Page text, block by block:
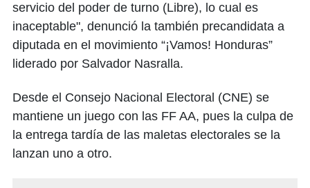
servicio del poder de turno (Libre), lo cual es
inaceptable", denunció la también precandidata a
diputada en el movimiento “¡Vamos! Honduras”
liderado por Salvador Nasralla.
Desde el Consejo Nacional Electoral (CNE) se
mantiene un juego con las FF AA, pues la culpa de
la entrega tardía de las maletas electorales se la
lanzan uno a otro.